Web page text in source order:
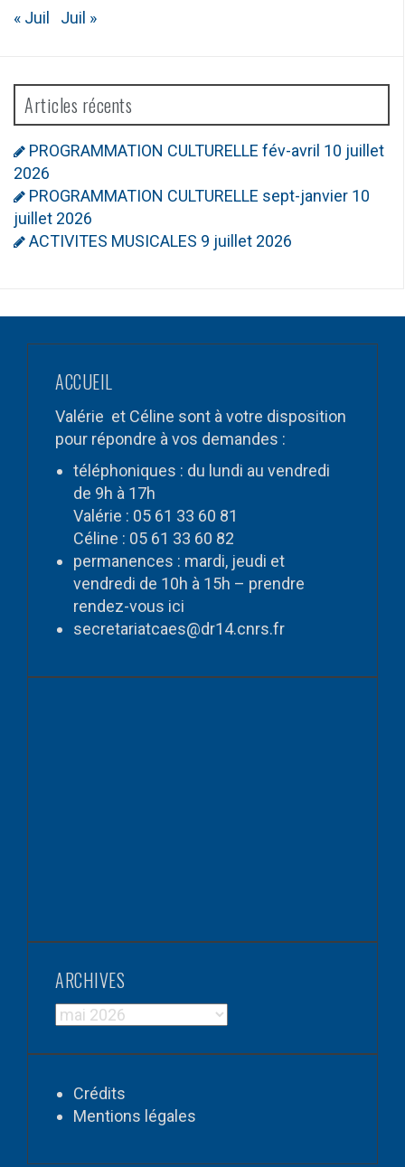
« Juil Juil »
Articles récents
PROGRAMMATION CULTURELLE fév-avril 10 juillet
2026
PROGRAMMATION CULTURELLE sept-janvier 10
juillet 2026
ACTIVITES MUSICALES 9 juillet 2026
ACCUEIL
Valérie et Céline sont à votre disposition
pour répondre à vos demandes :
téléphoniques : du lundi au vendredi
de 9h à 17h
Valérie : 05 61 33 60 81
Céline : 05 61 33 60 82
permanences : mardi, jeudi et
vendredi de 10h à 15h – prendre
rendez-vous ici
secretariatcaes@dr14.cnrs.fr
ARCHIVES
ARCHIVES
Crédits
Mentions légales